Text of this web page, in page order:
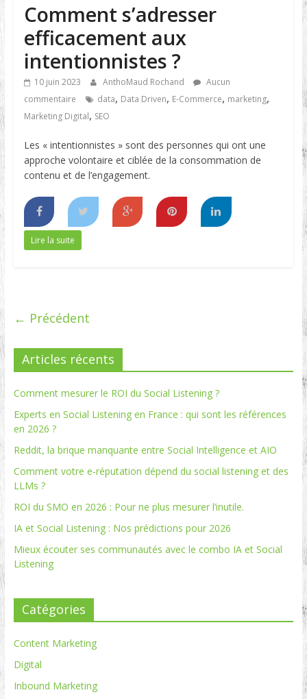
Comment s’adresser
efficacement aux
intentionnistes ?
10 juin 2023 AnthoMaud Rochand
Aucun
commentaire
data, Data Driven, E-Commerce, marketing,
Marketing Digital, SEO
Les « intentionnistes » sont des personnes qui ont une
approche volontaire et ciblée de la consommation de
contenu et de l’engagement.
Lire la suite
← Précédent
Articles récents
Comment mesurer le ROI du Social Listening ?
Experts en Social Listening en France : qui sont les références
en 2026 ?
Reddit, la brique manquante entre Social Intelligence et AIO
Comment votre e-réputation dépend du social listening et des
LLMs ?
ROI du SMO en 2026 : Pour ne plus mesurer l’inutile.
IA et Social Listening : Nos prédictions pour 2026
Mieux écouter ses communautés avec le combo IA et Social
Listening
Catégories
Content Marketing
Digital
Inbound Marketing